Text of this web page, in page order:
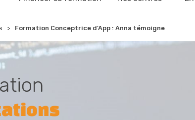
Formation Conceptrice d'App : Anna témoigne